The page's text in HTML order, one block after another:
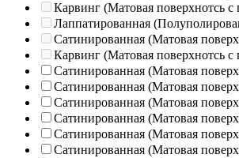
Карвинг (Матовая поверхнотсь
Лаппатированная
Сатинированная (Матовая
Карвинг (Матовая поверхнотсь
Сатинированная (Матовая
Сатинированная (Матовая
Сатинированная (Матовая
Сатинированная (Матовая
Сатинированная (Матовая
Сатинированная (Матовая